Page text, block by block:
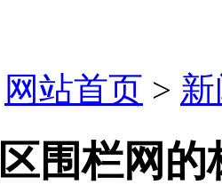
网站首页 >
围栏网的